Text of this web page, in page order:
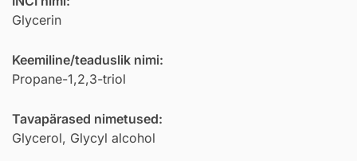
Glycerin
Keemiline/teaduslik nimi:
Propane-1,2,3-triol
Tavapärased nimetused:
Glycerol, Glycyl alcohol